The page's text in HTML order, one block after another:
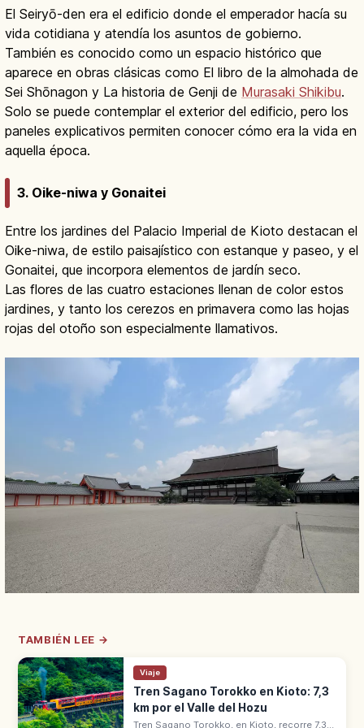
El Seiryō-den era el edificio donde el emperador hacía su
vida cotidiana y atendía los asuntos de gobierno.
También es conocido como un espacio histórico que
aparece en obras clásicas como El libro de la almohada de
Sei Shōnagon y La historia de Genji de Murasaki Shikibu.
Solo se puede contemplar el exterior del edificio, pero los
paneles explicativos permiten conocer cómo era la vida en
aquella época.
3. Oike-niwa y Gonaitei
Entre los jardines del Palacio Imperial de Kioto destacan el
Oike-niwa, de estilo paisajístico con estanque y paseo, y el
Gonaitei, que incorpora elementos de jardín seco.
Las flores de las cuatro estaciones llenan de color estos
jardines, y tanto los cerezos en primavera como las hojas
rojas del otoño son especialmente llamativos.
TAMBIÉN LEE →
Viaje
Tren Sagano Torokko en Kioto: 7,3
km por el Valle del Hozu
Tren Sagano Torokko, en Kioto, recorre 7,3